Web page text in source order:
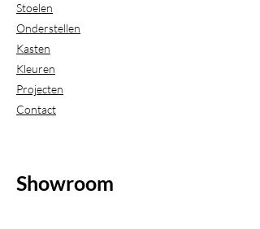
Stoelen
Onderstellen
Kasten
Kleuren
Projecten
Contact
Showroom